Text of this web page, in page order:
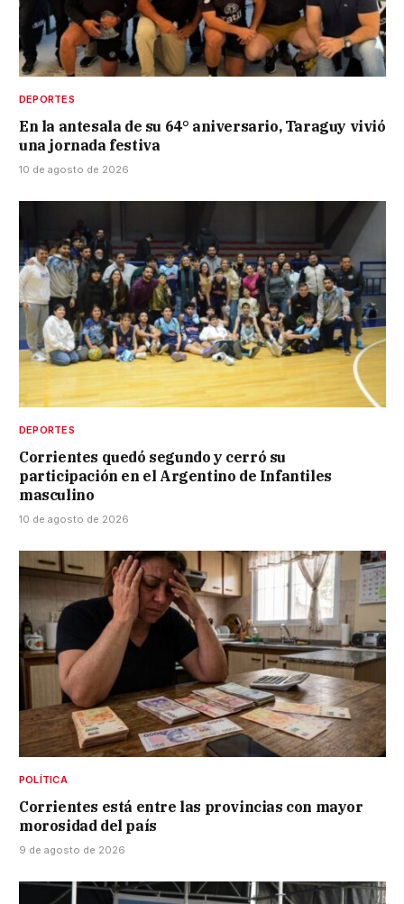
DEPORTES
En la antesala de su 64° aniversario, Taraguy vivió
una jornada festiva
10 de agosto de 2026
DEPORTES
Corrientes quedó segundo y cerró su
participación en el Argentino de Infantiles
masculino
10 de agosto de 2026
POLÍTICA
Corrientes está entre las provincias con mayor
morosidad del país
9 de agosto de 2026